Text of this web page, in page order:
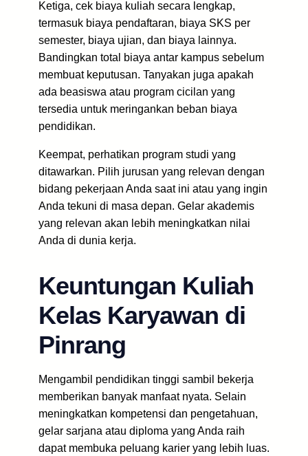
Ketiga, cek biaya kuliah secara lengkap,
termasuk biaya pendaftaran, biaya SKS per
semester, biaya ujian, dan biaya lainnya.
Bandingkan total biaya antar kampus sebelum
membuat keputusan. Tanyakan juga apakah
ada beasiswa atau program cicilan yang
tersedia untuk meringankan beban biaya
pendidikan.
Keempat, perhatikan program studi yang
ditawarkan. Pilih jurusan yang relevan dengan
bidang pekerjaan Anda saat ini atau yang ingin
Anda tekuni di masa depan. Gelar akademis
yang relevan akan lebih meningkatkan nilai
Anda di dunia kerja.
Keuntungan Kuliah
Kelas Karyawan di
Pinrang
Mengambil pendidikan tinggi sambil bekerja
memberikan banyak manfaat nyata. Selain
meningkatkan kompetensi dan pengetahuan,
gelar sarjana atau diploma yang Anda raih
dapat membuka peluang karier yang lebih luas.